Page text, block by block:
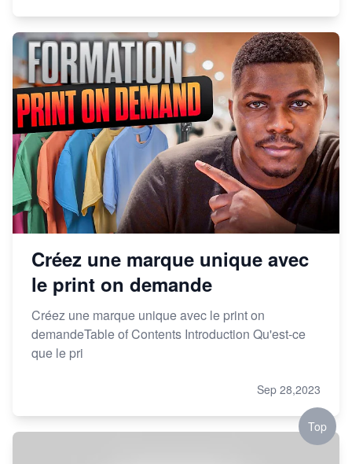
Créez une marque unique avec
le print on demande
Créez une marque unique avec le print on
demandeTable of Contents Introduction Qu'est-ce
que le pri
Sep 28,2023
Top